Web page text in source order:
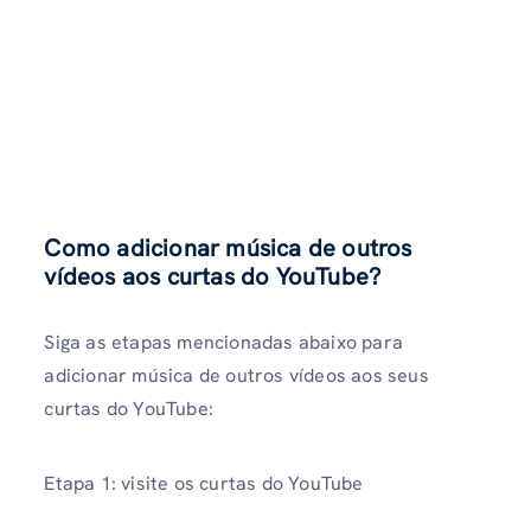
Como adicionar música de outros
vídeos aos curtas do YouTube?
Siga as etapas mencionadas abaixo para
adicionar música de outros vídeos aos seus
curtas do YouTube:
Etapa 1: visite os curtas do YouTube